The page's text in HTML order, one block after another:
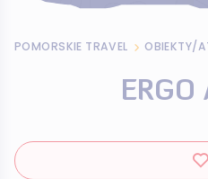
POMORSKIE TRAVEL OBIEKTY/
ERGO